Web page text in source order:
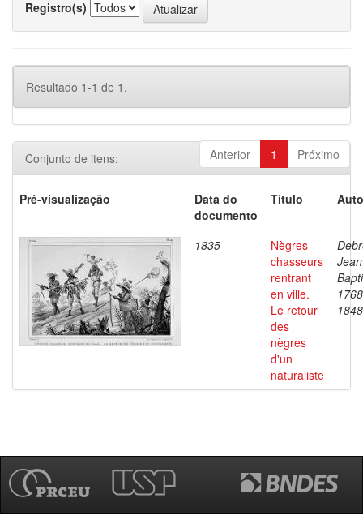
Registro(s)
Resultado 1-1 de 1.
Anterior 1 Próximo
Conjunto de itens:
Pré-visualização
Data do
documento
Título
1835
Nègres
chasseurs
rentrant
en ville.
Le retour
des
nègres
d'un
naturaliste
Jean
1848